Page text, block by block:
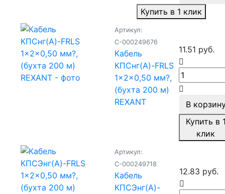
Купить в 1 клик
Артикул:
С-000249676
Кабель
КПСнг(А)-FRLS
1x2x0,50 мм?,
(бухта 200 м)
REXANT
11.51 руб.
В
Купить в
клик
Артикул:
С-000249718
Кабель
КПСЭнг(А)-
12.83 руб.